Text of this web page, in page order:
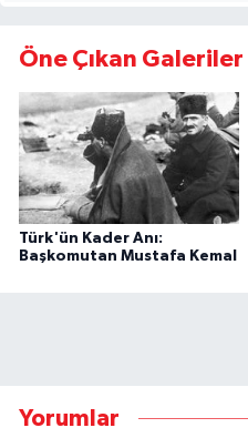
Öne Çıkan Galeriler
Türk'ün Kader Anı:
Başkomutan Mustafa Kemal
Yorumlar